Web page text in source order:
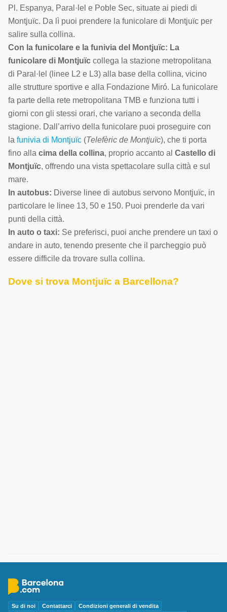
Pl. Espanya, Paral·lel e Poble Sec, situate ai piedi di
Montjuïc. Da lì puoi prendere la funicolare di Montjuïc per
salire sulla collina.
Con la funicolare e la funivia del Montjuïc: La
funicolare di Montjuïc collega la stazione metropolitana
di Paral·lel (linee L2 e L3) alla base della collina, vicino
alle strutture sportive e alla Fondazione Miró. La funicolare
fa parte della rete metropolitana TMB e funziona tutti i
giorni con gli stessi orari, che variano a seconda della
stagione. Dall’arrivo della funicolare puoi proseguire con
la funivia di Montjuïc (Telefèric de Montjuïc), che ti porta
fino alla cima della collina, proprio accanto al Castello di
Montjuïc, offrendo una vista spettacolare sulla città e sul
mare.
In autobus: Diverse linee di autobus servono Montjuïc, in
particolare le linee 13, 50 e 150. Puoi prenderle da vari
punti della città.
In auto o taxi: Se preferisci, puoi anche prendere un taxi o
andare in auto, tenendo presente che il parcheggio può
essere difficile da trovare sulla collina.
Dove si trova Montjuïc a Barcellona?
Su di noi Contattarci
Condizioni generali di vendita